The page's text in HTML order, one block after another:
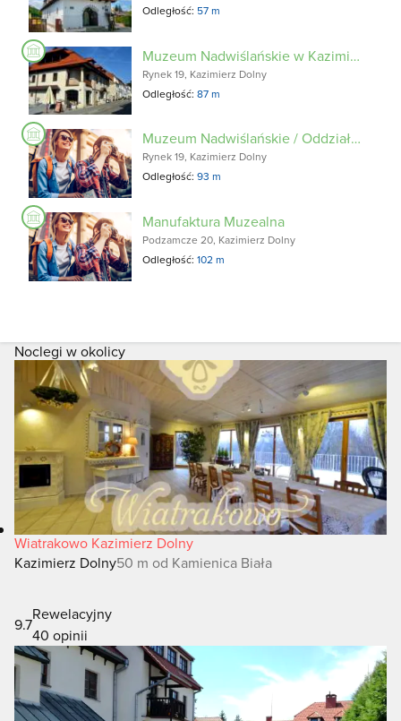
Odległość: 57 m
Muzeum Nadwiślańskie w Kazimierzu Dolnym
Rynek 19, Kazimierz Dolny
Odległość:87 m
Muzeum Nadwiślańskie / Oddział Muzeum Sztuki Złotniczej
Rynek 19, Kazimierz Dolny
Odległość:93 m
Manufaktura Muzealna
Podzamcze 20, Kazimierz Dolny
Odległość:102 m
Noclegi w okolicy
Wiatrakowo Kazimierz Dolny
Kazimierz Dolny50 m od Kamienica Biała
9.7
Rewelacyjny
40 opinii